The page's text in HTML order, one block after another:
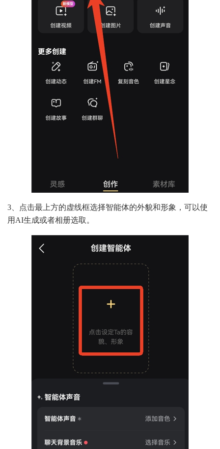
3、点击最上方的虚线框选择智能体的外貌和形象，可以使
用AI生成或者相册选取。